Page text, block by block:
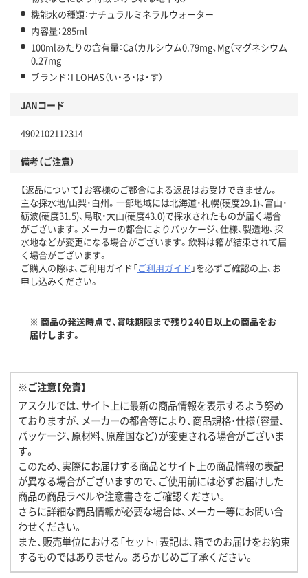
機能水の種類：ナチュラルミネラルウォーター
内容量：285ml
100mlあたりの含有量：Ca（カルシウム0.79mg、Mg（マグネシウム
0.27mg
ブランド：I LOHAS（い・ろ・は・す）
JANコード
4902102112314
備考（ご注意）
【返品について】お客様のご都合による返品はお受けできません。
主な採水地/山梨・白州。一部地域には北海道・札幌(硬度29.1)、富山・
砺波(硬度31.5)、鳥取・大山(硬度43.0)で採水されたものが届く場合
がございます。メーカーの都合によりパッケージ、仕様、製造地、採
水地などが変更になる場合がございます。飲料は箱が結束されて届
く場合がございます。
ご購入の際は、ご利用ガイド「ご利用ガイド 」を必ずご確認の上、お
申し込みください。
※ 商品の発送時点で、賞味期限まで残り240日以上の商品をお
届けします。
※ご注意【免責】
アスクルでは、サイト上に最新の商品情報を表示するよう努め
ておりますが、メーカーの都合等により、商品規格・仕様（容量、
パッケージ、原材料、原産国など）が変更される場合がございま
す。
このため、実際にお届けする商品とサイト上の商品情報の表記
が異なる場合がございますので、ご使用前には必ずお届けした
商品の商品ラベルや注意書きをご確認ください。
さらに詳細な商品情報が必要な場合は、メーカー等にお問い合
わせください。
また、販売単位における「セット」表記は、箱でのお届けをお約束
するものではありません。あらかじめご了承ください。